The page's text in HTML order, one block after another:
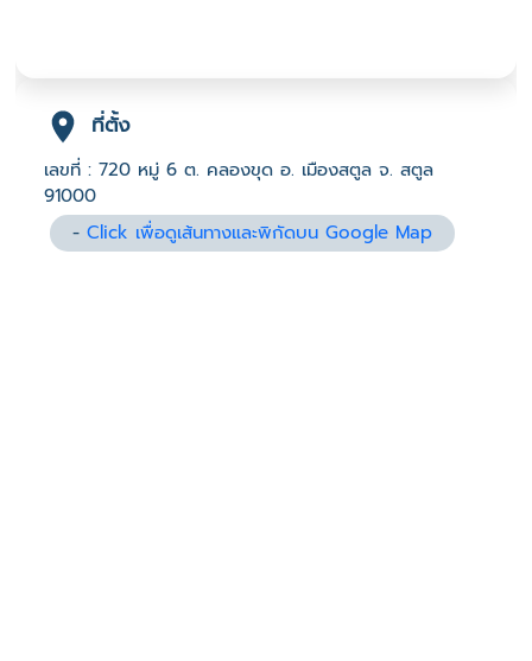
ที่ตั้ง
เลขที่ : 720 หมู่ 6 ต. คลองขุด อ. เมืองสตูล จ. สตูล
91000
-Click เพื่อดูเส้นทางและพิกัดบน Google Map